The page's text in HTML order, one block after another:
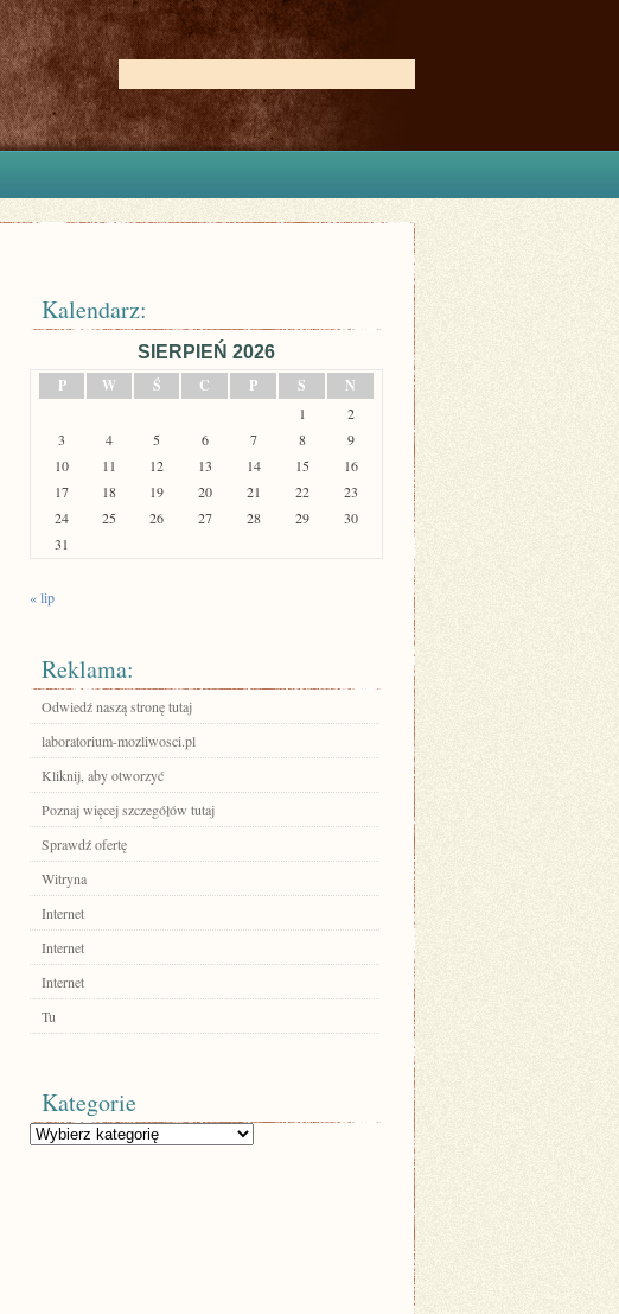
Kalendarz:
SIERPIEŃ 2026
P
W Ś C P S N
1
2
3
4 5 6 7 8
9
10
11 12 13 14 15
16
17
18 19 20 21 22
23
24
25 26 27 28 29
30
31
« lip
Reklama:
Odwiedź naszą stronę tutaj
laboratorium-mozliwosci.pl
Kliknij, aby otworzyć
Poznaj więcej szczegółów tutaj
Sprawdź ofertę
Witryna
Internet
Internet
Internet
Tu
Kategorie
Kategorie